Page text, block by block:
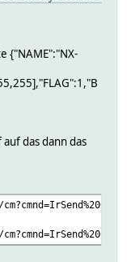
{"NAME":"NX-
das dann das